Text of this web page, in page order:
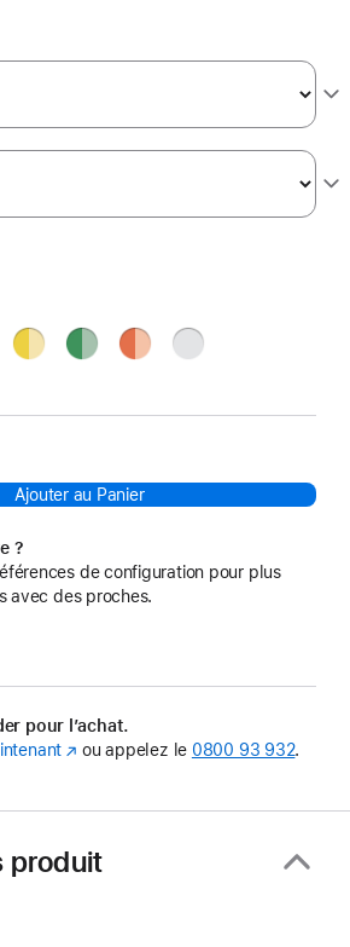
JauneVert OrangeArgent
Ajouter au Panier
?
de configuration pour plus
avec des proches.
pour l’achat.
(s’ouvre
ou appelez le 0800 93 932.
produit